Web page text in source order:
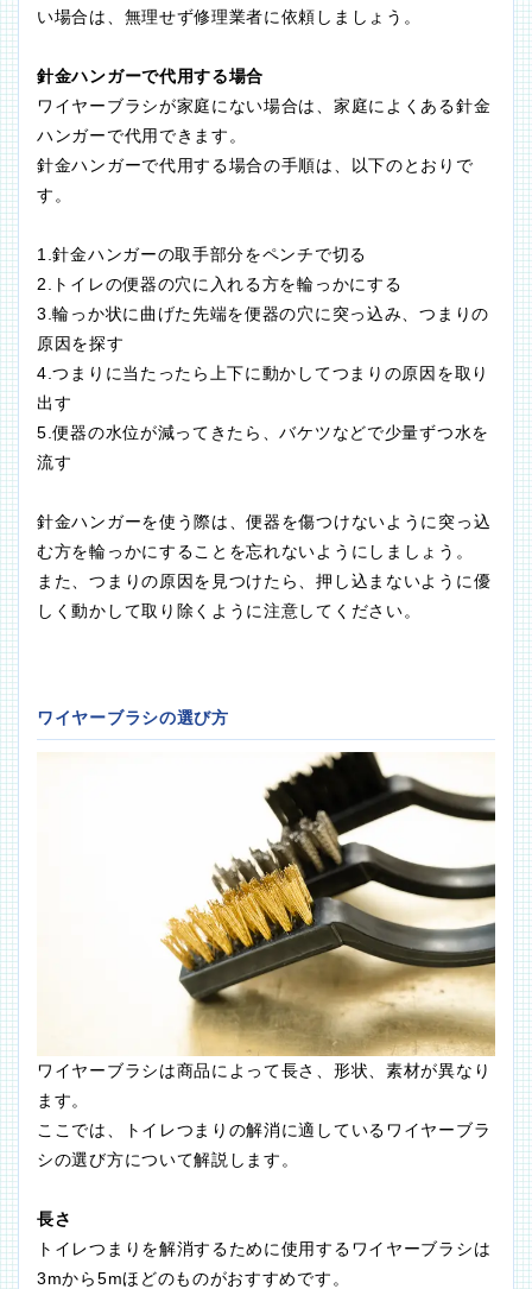
い場合は、無理せず修理業者に依頼しましょう。
針金ハンガーで代用する場合
ワイヤーブラシが家庭にない場合は、家庭によくある針金
ハンガーで代用できます。
針金ハンガーで代用する場合の手順は、以下のとおりで
す。
1.針金ハンガーの取手部分をペンチで切る
2.トイレの便器の穴に入れる方を輪っかにする
3.輪っか状に曲げた先端を便器の穴に突っ込み、つまりの
原因を探す
4.つまりに当たったら上下に動かしてつまりの原因を取り
出す
5.便器の水位が減ってきたら、バケツなどで少量ずつ水を
流す
針金ハンガーを使う際は、便器を傷つけないように突っ込
む方を輪っかにすることを忘れないようにしましょう。
また、つまりの原因を見つけたら、押し込まないように優
しく動かして取り除くように注意してください。
ワイヤーブラシの選び方
ワイヤーブラシは商品によって長さ、形状、素材が異なり
ます。
ここでは、トイレつまりの解消に適しているワイヤーブラ
シの選び方について解説します。
長さ
トイレつまりを解消するために使用するワイヤーブラシは
3mから5mほどのものがおすすめです。